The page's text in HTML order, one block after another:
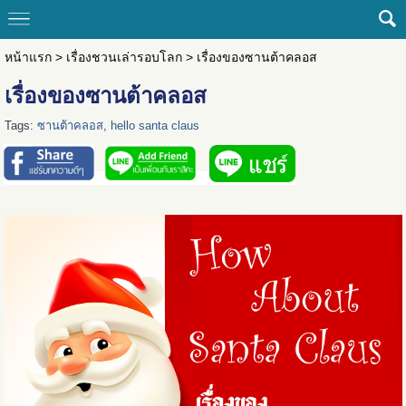
หน้าแรก> เรื่องชวนเล่ารอบโลก> เรื่องของซานต้าคลอส
เรื่องของซานต้าคลอส
Tags: ซานต้าคลอส, hello santa claus